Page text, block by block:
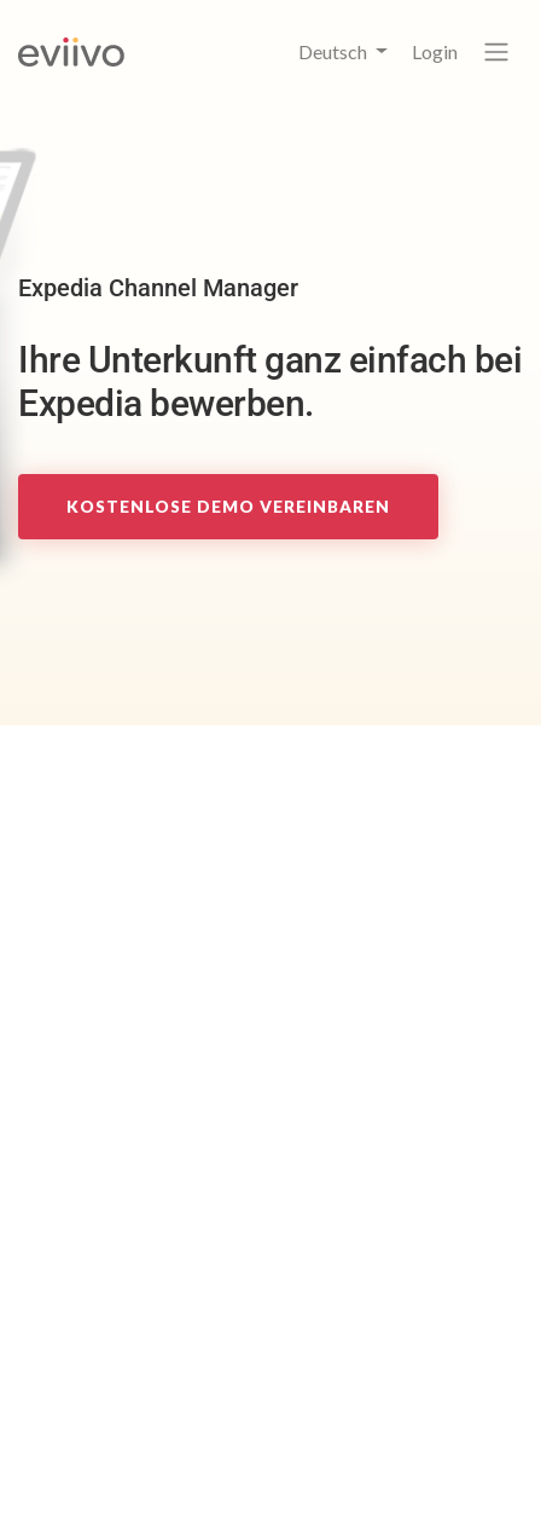
Deutsch Login
Expedia Channel Manager
Ihre Unterkunft ganz einfach bei
Expedia bewerben.
KOSTENLOSE DEMO VEREINBAREN